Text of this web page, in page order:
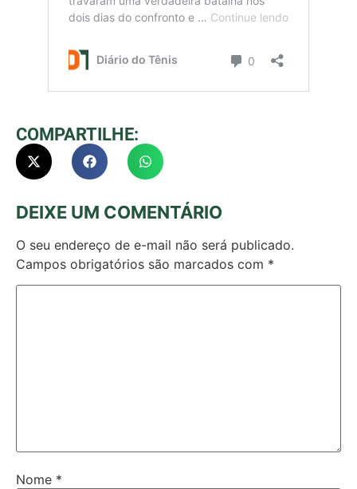
COMPARTILHE:
DEIXE UM COMENTÁRIO
O seu endereço de e-mail não será publicado.
Campos obrigatórios são marcados com *
Nome *